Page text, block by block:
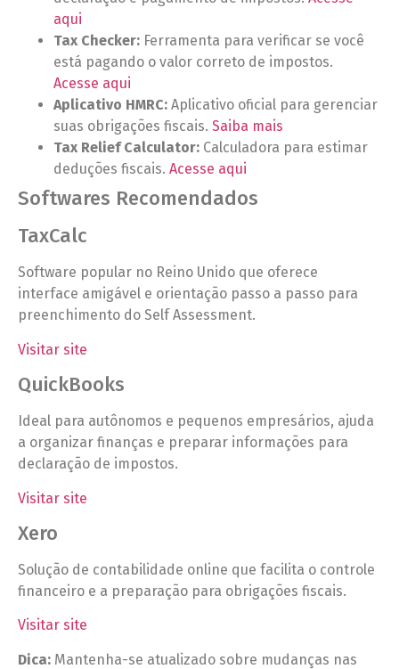
aqui
Tax Checker: Ferramenta para verificar se você
está pagando o valor correto de impostos.
Acesse aqui
Aplicativo HMRC: Aplicativo oficial para gerenciar
suas obrigações fiscais. Saiba mais
Tax Relief Calculator: Calculadora para estimar
deduções fiscais. Acesse aqui
Softwares Recomendados
TaxCalc
Software popular no Reino Unido que oferece
interface amigável e orientação passo a passo para
preenchimento do Self Assessment.
Visitar site
QuickBooks
Ideal para autônomos e pequenos empresários, ajuda
a organizar finanças e preparar informações para
declaração de impostos.
Visitar site
Xero
Solução de contabilidade online que facilita o controle
financeiro e a preparação para obrigações fiscais.
Visitar site
Dica: Mantenha-se atualizado sobre mudanças nas